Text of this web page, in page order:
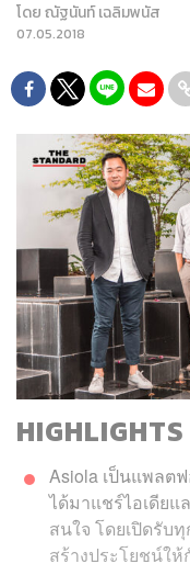
โดยณัฐนันท์ เฉลิมพนัส
07.05.2018
HIGHLIGHTS
Asiola เป็นแพลต
ได้มาแชร์ไอเดีย
สนใจ โดยเปิดรับ
สร้างประโยชน์ใ